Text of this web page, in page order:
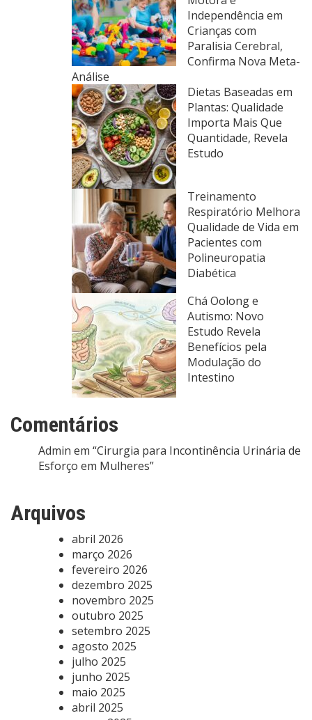
Independência em
Crianças com
Paralisia Cerebral,
Confirma Nova Meta-
Análise
Dietas Baseadas em
Plantas: Qualidade
Importa Mais Que
Quantidade, Revela
Estudo
Treinamento
Respiratório Melhora
Qualidade de Vida em
Pacientes com
Polineuropatia
Diabética
Chá Oolong e
Autismo: Novo
Estudo Revela
Benefícios pela
Modulação do
Intestino
Comentários
Admin em “Cirurgia para Incontinência Urinária de
Esforço em Mulheres”
Arquivos
abril 2026
março 2026
fevereiro 2026
dezembro 2025
novembro 2025
outubro 2025
setembro 2025
agosto 2025
julho 2025
junho 2025
maio 2025
abril 2025